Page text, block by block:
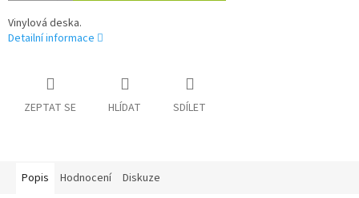
Vinylová deska.
Detailní informace
ZEPTAT SE HLÍDAT SDÍLET
Popis Hodnocení Diskuze